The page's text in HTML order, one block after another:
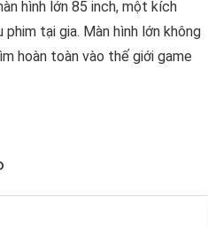
hình lớn 85 inch, một kích
tại gia. Màn hình lớn không
hoàn toàn vào thế giới game